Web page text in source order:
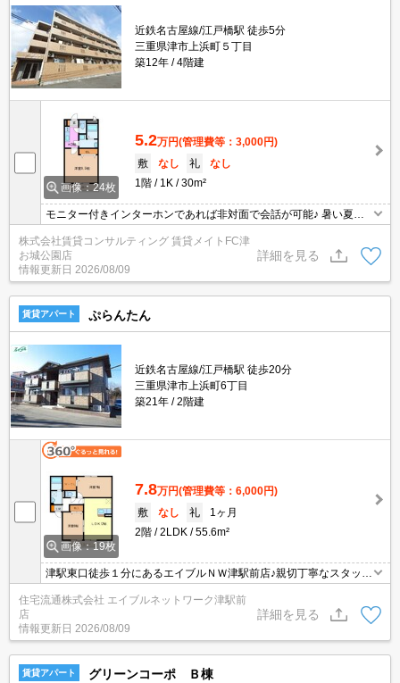
近鉄名古屋線/江戸橋駅 徒歩5分
三重県津市上浜町５丁目
築12年
4階建
画像：24枚
5.2万円(管理費等：3,000円)
敷
なし 礼
なし
1階
1K 30m²
モニター付きインターホンであれば非対面で会話が可能♪ 暑い夏・
寒い冬に大活躍のエアコン♪エアコン付き物件ならオールシーズン快
適に過ごせます◎
株式会社賃貸コンサルティング 賃貸メイトFC津
お城公園店
情報更新日 2026/08/09
詳細を見る
賃貸アパート ぷらんたん
近鉄名古屋線/江戸橋駅 徒歩20分
三重県津市上浜町6丁目
築21年
2階建
画像：19枚
7.8万円(管理費等：6,000円)
敷
なし 礼
1ヶ月
2階
2LDK 55.6m²
津駅東口徒歩１分にあるエイブルＮＷ津駅前店♪親切丁寧なスタッフ
て！と言う方も、何度もしてるよ♪と言う方も、是非一度足を運んで
住宅流通株式会社 エイブルネットワーク津駅前
店
情報更新日 2026/08/09
詳細を見る
賃貸アパート グリーンコーポ Ｂ棟